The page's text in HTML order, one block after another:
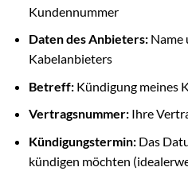
Kundennummer
Daten des Anbieters:Name
Kabelanbieters
Betreff:Kündigung meines
Vertragsnummer:Ihre
Kündigungstermin:Das
kündigen möchten